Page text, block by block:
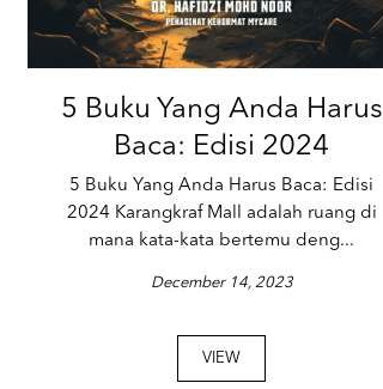
5 Buku Yang Anda Harus
Baca: Edisi 2024
5 Buku Yang Anda Harus Baca: Edisi
2024 Karangkraf Mall adalah ruang di
mana kata-kata bertemu deng...
December 14, 2023
VIEW